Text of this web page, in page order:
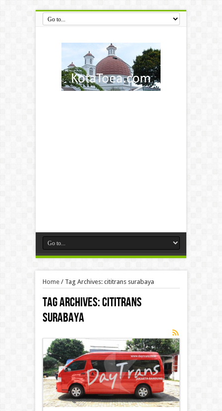
Home/ Tag Archives: cititrans surabaya
Tag Archives:cititrans
surabaya